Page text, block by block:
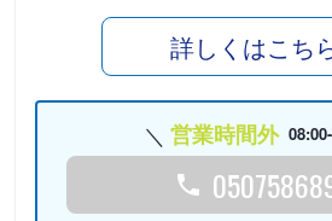
詳しくはこち
営業時間外